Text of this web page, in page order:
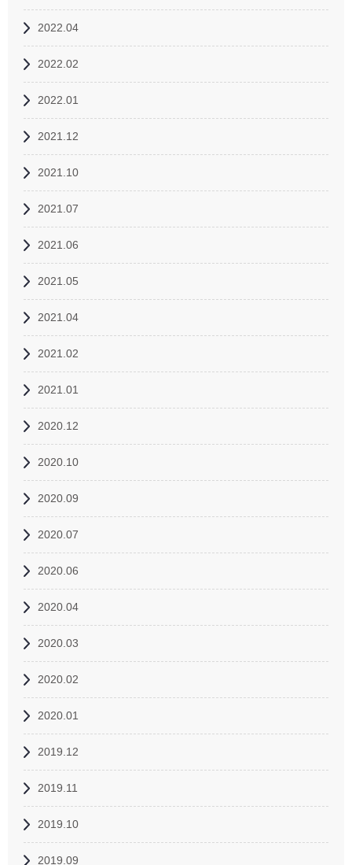
2022.04
2022.02
2022.01
2021.12
2021.10
2021.07
2021.06
2021.05
2021.04
2021.02
2021.01
2020.12
2020.10
2020.09
2020.07
2020.06
2020.04
2020.03
2020.02
2020.01
2019.12
2019.11
2019.10
2019.09